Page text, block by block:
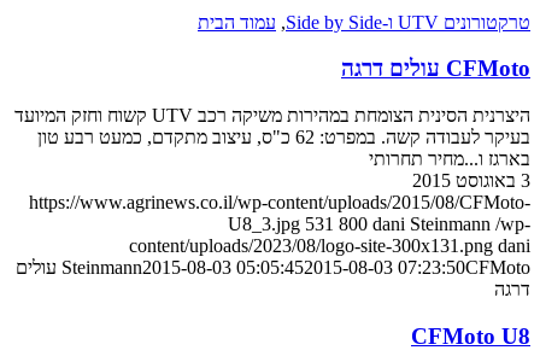
טרקטורונים UTV ו-Side by Side , עמוד הבית
CFMoto עולים דרגה
היצרנית הסינית הצומחת במהירות משיקה רכב UTV קשוח וחזק המיועד
בעיקר לעבודה קשה. במפרט: 62 כ"ס, עיצוב מתקדם, כמעט רבע טון
בארגז ו...מחיר תחרותי
3 באוגוסט 2015
https://www.agrinews.co.il/wp-content/uploads/2015/08/CFMoto-
U8_3.jpg 531 800 dani Steinmann /wp-
content/uploads/2023/08/logo-site-300x131.png dani
Steinmann2015-08-03 05:05:452015-08-03 07:23:50
CFMoto עולים
דרגה
CFMoto U8